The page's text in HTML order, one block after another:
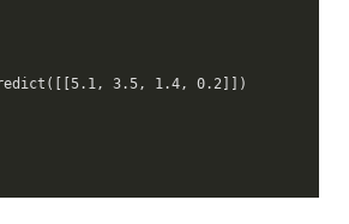
3.5, 1.4, 0.2]])